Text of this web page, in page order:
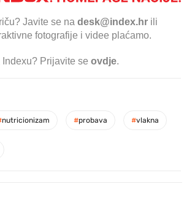
Javite se na desk@index.hr ili
fotografije i videe plaćamo.
Prijavite se ovdje.
nutricionizam #probava #vlakna